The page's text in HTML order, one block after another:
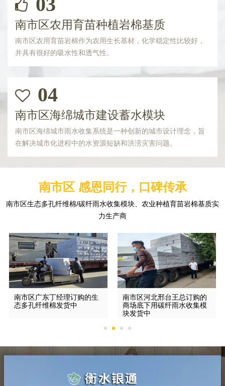
南市区农用育苗种植岩棉基质
南市区农用育苗岩棉作为农用生长基材，化学稳定性比较好，
并具有很好的吸水性和透气性。
04
南市区海绵城市建设蓄水模块
南市区海绵城市雨水收集系统是一种创新的城市设计理念，旨
在解决城市化进程中的水资源短缺和洪涝灾害问题。
南市区 感恩同行，口碑传承
南市区生态多孔纤维棉/碳纤雨水收集模块、农业种植育苗岩棉基质实
力生产商
南市区广东丁经理订购的生
态多孔纤维棉发货中
南市区河北邢台王总订购的
商场底下用碳纤雨水收集模
块发货中